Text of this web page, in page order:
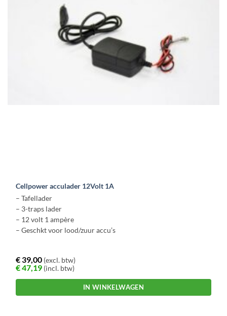
Cellpower acculader 12Volt 1A
– Tafellader
– 3-traps lader
– 12 volt 1 ampère
– Geschkt voor lood/zuur accu’s
€39,00 (excl. btw)
€47,19 (incl. btw)
IN WINKELWAGEN